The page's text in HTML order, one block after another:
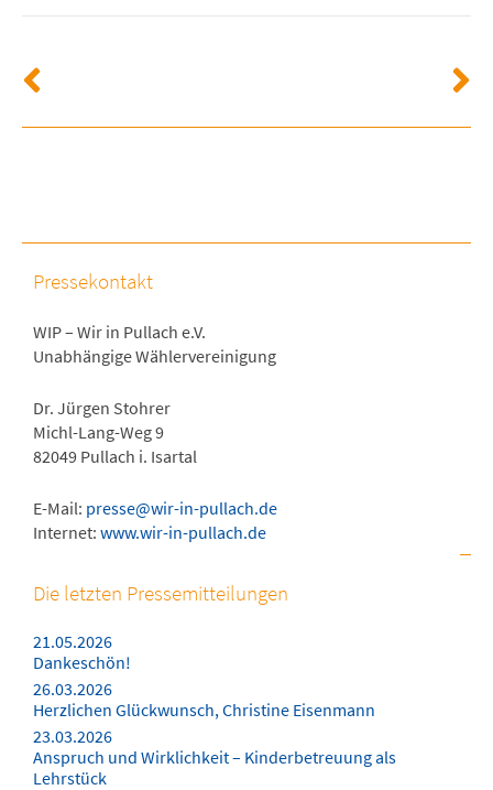
Pressekontakt
WIP – Wir in Pullach e.V.
Unabhängige Wählervereinigung
Dr. Jürgen Stohrer
Michl-Lang-Weg 9
82049 Pullach i. Isartal
E-Mail: presse@wir-in-pullach.de
Internet: www.wir-in-pullach.de
Die letzten Pressemitteilungen
21.05.2026
Dankeschön!
26.03.2026
Herzlichen Glückwunsch, Christine Eisenmann
23.03.2026
Anspruch und Wirklichkeit – Kinderbetreuung als
Lehrstück